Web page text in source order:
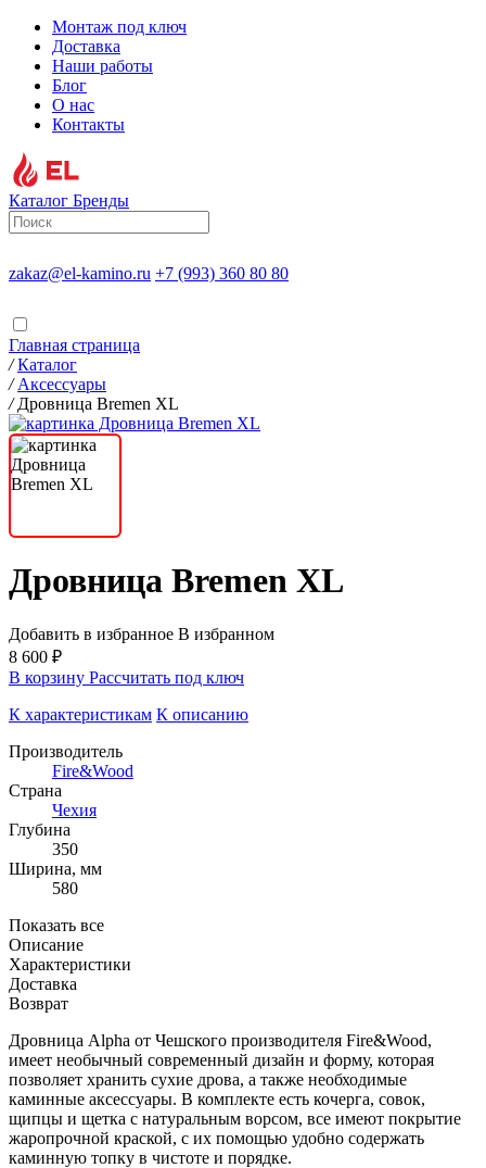
Монтаж под ключ
Доставка
Наши работы
Блог
О нас
Контакты
Каталог Бренды
zakaz@el-kamino.ru +7 (993) 360 80 80
Главная страница
/ Каталог
/ Аксессуары
/ Дровница Bremen XL
Дровница Bremen XL
Добавить в избранное В избранном
8 600 ₽
В корзину Рассчитать под ключ
К характеристикам К описанию
Производитель
Fire&Wood
Страна
Чехия
Глубина
350
Ширина, мм
580
Показать все
Описание
Характеристики
Доставка
Возврат
Дровница Alpha от Чешского производителя Fire&Wood,
имеет необычный современный дизайн и форму, которая
позволяет хранить сухие дрова, а также необходимые
каминные аксессуары. В комплекте есть кочерга, совок,
щипцы и щетка с натуральным ворсом, все имеют покрытие
жаропрочной краской, с их помощью удобно содержать
каминную топку в чистоте и порядке.